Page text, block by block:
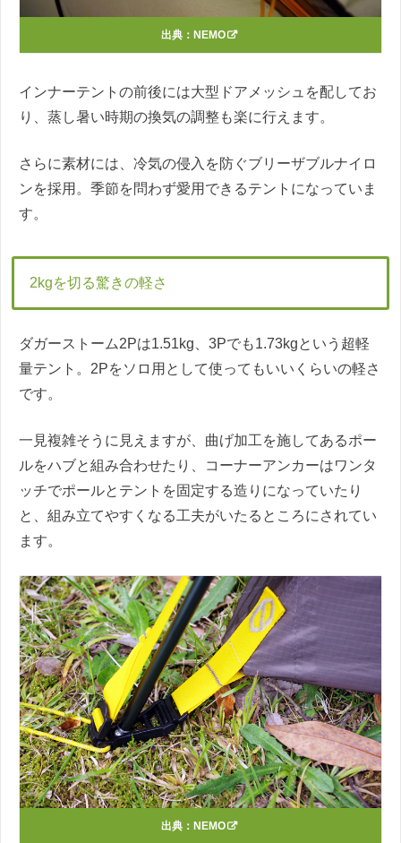
出典： NEMO
インナーテントの前後には大型ドアメッシュを配してお
り、蒸し暑い時期の換気の調整も楽に行えます。
さらに素材には、冷気の侵入を防ぐブリーザブルナイロ
ンを採用。季節を問わず愛用できるテントになっていま
す。
2kgを切る驚きの軽さ
ダガーストーム2Pは1.51kg、3Pでも1.73kgという超軽
量テント。2Pをソロ用として使ってもいいくらいの軽さ
です。
一見複雑そうに見えますが、曲げ加工を施してあるポー
ルをハブと組み合わせたり、コーナーアンカーはワンタ
ッチでポールとテントを固定する造りになっていたり
と、組み立てやすくなる工夫がいたるところにされてい
ます。
出典： NEMO